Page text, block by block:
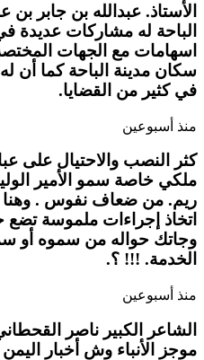
الأستاذ. عبدالله بن جابر
الباحة له مشاركات عديدة
اسهامات مع الجهات
سكان مدينة الباحة كما أن
في كثير من القضايا.
منذ أسبوعين
كثر النصب والاحتيال على
ملكي خاصة سمو الأمير
ريم. من ضعاف نفوس . وهنا
اتخاذ إجراءات ملموسة تضع
وجاتك حواله من سموه أو
الخدمة. !!! ؟.
منذ أسبوعين
الشاعر الكبير ناصر
موجز الأنباء وش أخبار